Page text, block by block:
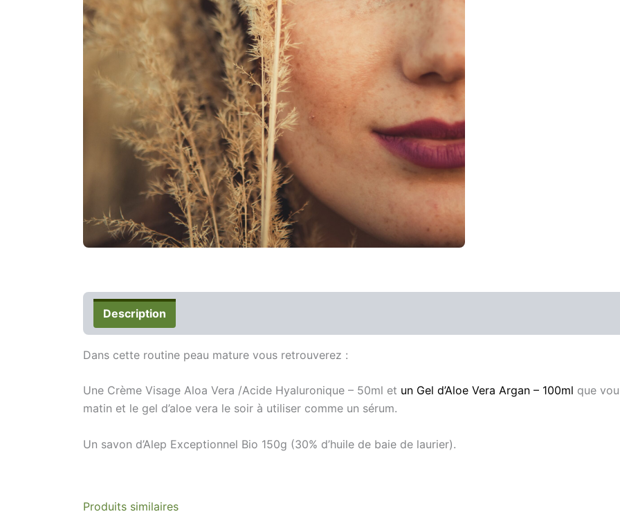
Description
Dans cette routine peau mature vous retrouverez :
Une Crème Visage Aloa Vera /Acide Hyaluronique – 50ml et un Gel d’Aloe Vera Argan – 100ml que
matin et le gel d’aloe vera le soir à utiliser comme un sérum.
Un savon d’Alep Exceptionnel Bio 150g (30% d’huile de baie de laurier).
Produits similaires